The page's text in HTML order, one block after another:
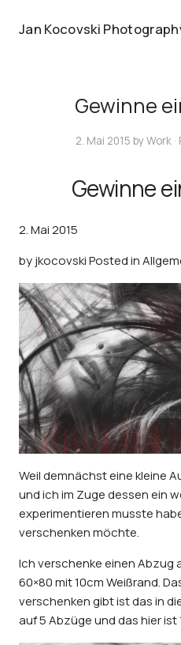
Jan Kocovski
Gewinne
2. Mai 2015 byWork
Gewinne
2. Mai 2015
byjkocovskiPosted in
Weil demnächst eine kleine
und ich im Zuge dessen ein
experimentieren musste
verschenken möchte.
Ich verschenke einen Abzug
60×80 mit 10cm Weißrand.
verschenken gibt ist das in
auf 5 Abzüge und das hier ist